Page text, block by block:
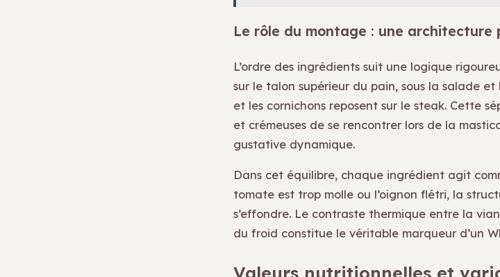
Le rôle du montage : une architecture
L’ordre des ingrédients suit une logique
sur le talon supérieur du pain, sous la salade
et les cornichons reposent sur le steak. Cette
et crémeuses de se rencontrer lors de la
gustative dynamique.
Dans cet équilibre, chaque ingrédient agit
tomate est trop molle ou l’oignon flétri, la
s’effondre. Le contraste thermique entre la
du froid constitue le véritable marqueur d’un
Valeurs nutritionnelles et